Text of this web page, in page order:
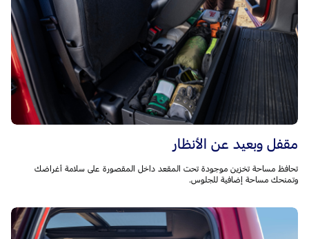
مقفل وبعيد عن الأنظار
تحافظ مساحة تخزين موجودة تحت المقعد داخل المقصورة على سلامة أغراضك
وتمنحك مساحة إضافية للجلوس.